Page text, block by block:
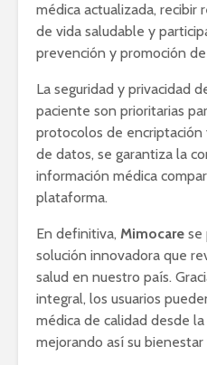
médica actualizada, recibir
de vida saludable y
prevención y promoción de
La seguridad y privacidad
paciente son prioritarias
protocolos de
de datos, se garantiza la
información médica
plataforma.
En definitiva, Mimocare se
solución innovadora que
salud en nuestro país.
integral, los usuarios
médica de calidad desde
mejorando así su bienestar